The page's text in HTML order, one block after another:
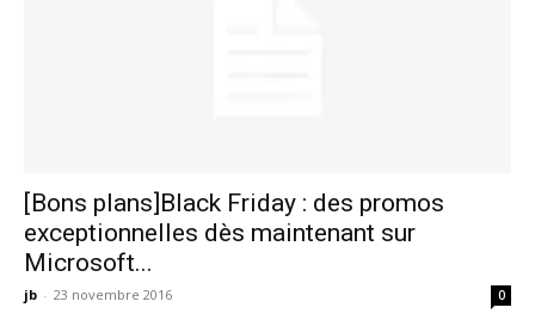
[Bons plans]Black Friday : des promos
exceptionnelles dès maintenant sur
Microsoft...
jb - 23 novembre 2016 0